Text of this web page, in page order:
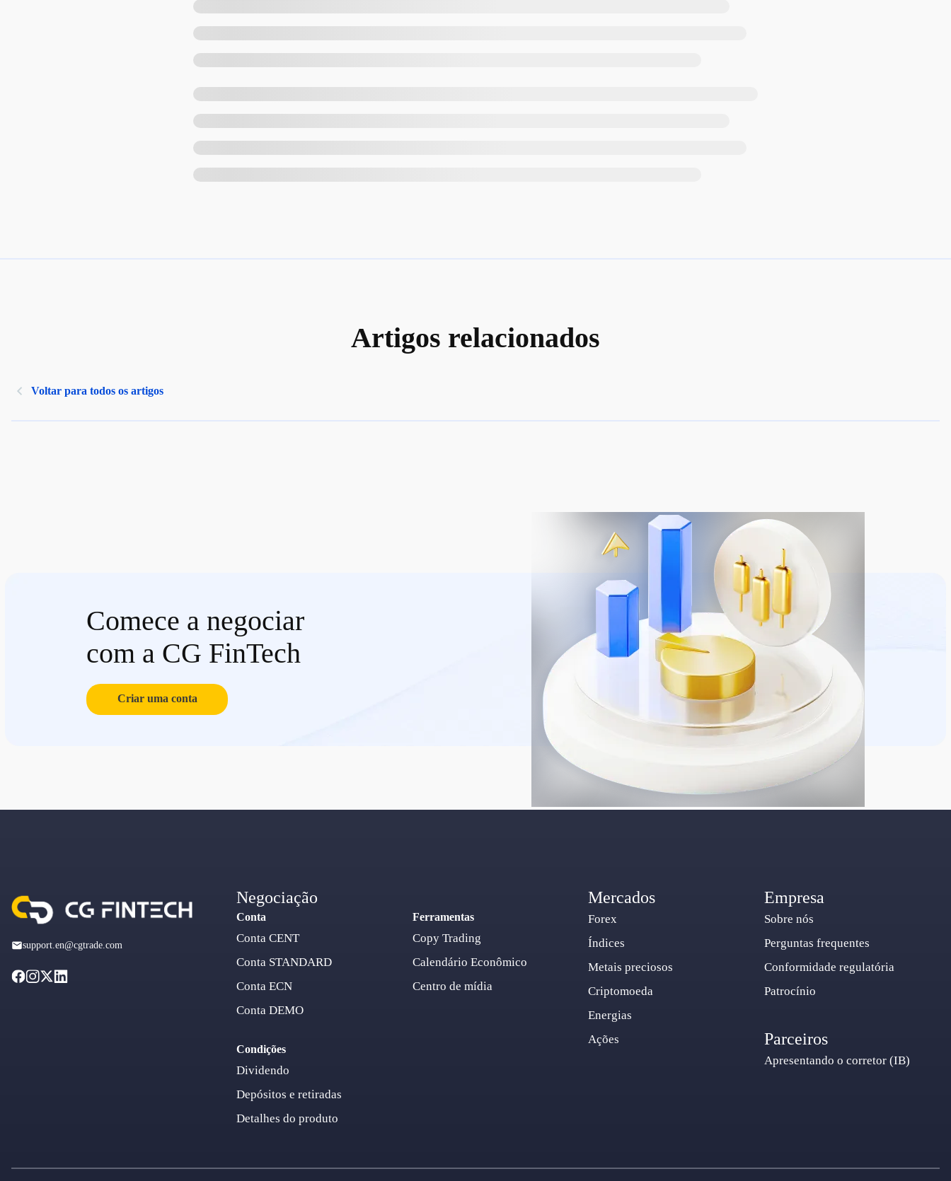
Artigos relacionados
Voltar para todos os artigos
Comece a negociar
com a CG FinTech
Criar uma conta
support.en@cgtrade.com
Negociação
Conta
Conta CENT
Conta STANDARD
Conta ECN
Conta DEMO
Condições
Dividendo
Depósitos e retiradas
Detalhes do produto
Ferramentas
Copy Trading
Calendário Econômico
Centro de mídia
Mercados
Forex
Índices
Metais preciosos
Criptomoeda
Energias
Ações
Empresa
Sobre nós
Perguntas frequentes
Conformidade regulatória
Patrocínio
Parceiros
Apresentando o corretor (IB)